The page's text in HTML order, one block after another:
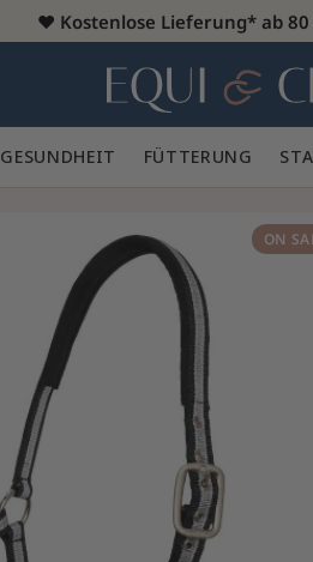
♥️ Kostenlose Lieferung* ab
Heim
GESUNDHEIT ✨ FÜTTERUNG 🥕
ON